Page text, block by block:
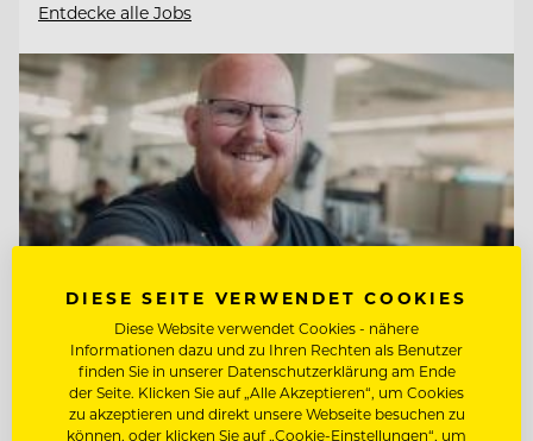
Entdecke alle Jobs
TOP ARBEITGEBER
DIESE SEITE VERWENDET COOKIES
Diese Website verwendet Cookies - nähere
Informationen dazu und zu Ihren Rechten als Benutzer
finden Sie in unserer Datenschutzerklärung am Ende
der Seite. Klicken Sie auf „Alle Akzeptieren“, um Cookies
zu akzeptieren und direkt unsere Webseite besuchen zu
können, oder klicken Sie auf „Cookie-Einstellungen“, um